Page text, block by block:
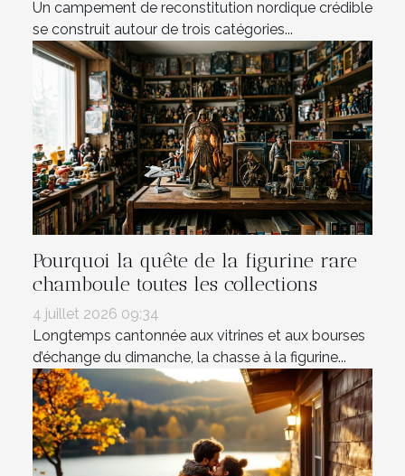
Un campement de reconstitution nordique crédible
se construit autour de trois catégories...
Pourquoi la quête de la figurine rare
chamboule toutes les collections
4 juillet 2026 09:34
Longtemps cantonnée aux vitrines et aux bourses
d’échange du dimanche, la chasse à la figurine...